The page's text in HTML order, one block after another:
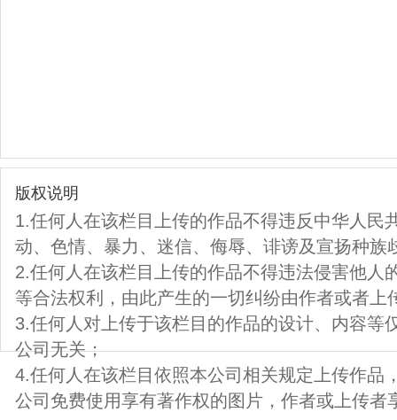
版权说明
1.任何人在该栏目上传的作品不得违反中华人民
动、色情、暴力、迷信、侮辱、诽谤及宣扬种族
2.任何人在该栏目上传的作品不得违法侵害他人
等合法权利，由此产生的一切纠纷由作者或者上
3.任何人对上传于该栏目的作品的设计、内容等
公司无关；
4.任何人在该栏目依照本公司相关规定上传作品
公司免费使用享有著作权的图片，作者或上传者